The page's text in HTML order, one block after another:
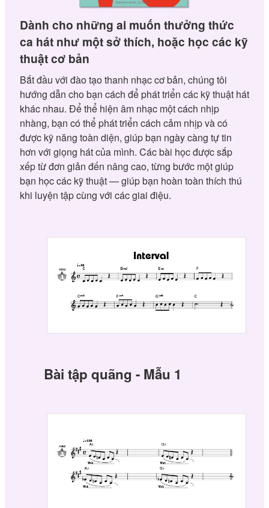
Dành cho những ai muốn thưởng thức
ca hát như một sở thích, hoặc học các kỹ
thuật cơ bản
Bắt đầu với đào tạo thanh nhạc cơ bản, chúng tôi
hướng dẫn cho bạn cách để phát triển các kỹ thuật hát
khác nhau. Để thể hiện âm nhạc một cách nhịp
nhàng, bạn có thể phát triển cách cảm nhịp và có
được kỹ năng toàn diện, giúp bạn ngày càng tự tin
hơn với giọng hát của mình. Các bài học được sắp
xếp từ đơn giản đến nâng cao, từng bước một giúp
bạn học các kỹ thuật — giúp bạn hoàn toàn thích thú
khi luyện tập cùng với các giai điệu.
Bài tập quãng - Mẫu 1